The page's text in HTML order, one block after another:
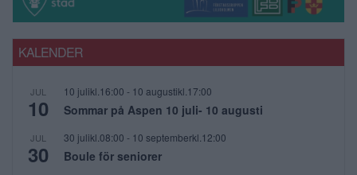
KALENDER
JUL
10
10 julikl.16:00 - 10 augustikl.17:00
Sommar på Aspen 10 juli- 10 augusti
JUL
30
30 julikl.08:00 - 10 septemberkl.12:00
Boule för seniorer